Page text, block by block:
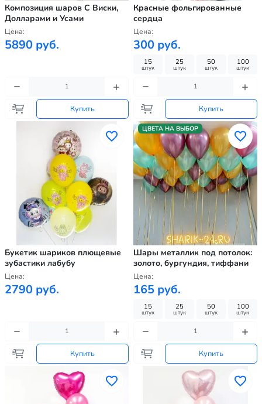
Композиция шаров С Виски,
Долларами и Усами
Цена:
5890 руб.
Купить
Красные фольгированные
сердца
Цена:
300 руб.
15
штук
25
штук
50
штук
100
штук
Купить
Букетик шариков плющевые
зубастики лабубу
Цена:
2790 руб.
Купить
ЦВЕТА НА ВЫБОР
Шары металлик под потолок:
золото, бургундия, тиффани
Цена:
165 руб.
15
штук
25
штук
50
штук
100
штук
Купить